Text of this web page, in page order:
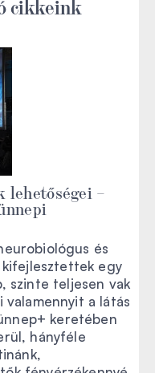
cikkeink
–
és
egy
szinte teljesen vak
a látás
keretében
hányféle